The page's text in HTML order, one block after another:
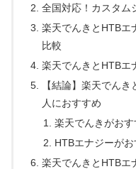
全国対応！カスタム
楽天でんきとHTBエ
比較
楽天でんきとHTBエ
【結論】楽天でん
人におすすめ
楽天でんきがおす
HTBエナジーがお
楽天でんきとHTBエ